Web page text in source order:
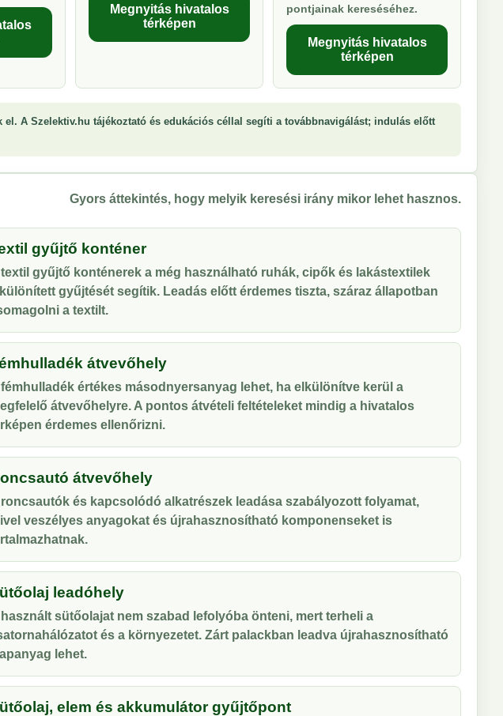
Megnyitás hivatalos
térképen
pontjainak kereséséhez.
Megnyitás hivatalos
térképen
A Szelektiv.hu tájékoztató és edukációs céllal segíti a továbbnavigálást; indulás előtt
Gyors áttekintés, hogy melyik keresési irány mikor lehet hasznos.
gyűjtő konténer
textil gyűjtő konténerek a még használható ruhák, cipők és lakástextilek
gyűjtését segítik. Leadás előtt érdemes tiszta, száraz állapotban
a textilt.
átvevőhely
fémhulladék értékes másodnyersanyag lehet, ha elkülönítve kerül a
átvevőhelyre. A pontos átvételi feltételeket mindig a hivatalos
érdemes ellenőrizni.
átvevőhely
roncsautók és kapcsolódó alkatrészek leadása szabályozott folyamat,
veszélyes anyagokat és újrahasznosítható komponenseket is
leadóhely
használt sütőolajat nem szabad lefolyóba önteni, mert terheli a
és a környezetet. Zárt palackban leadva újrahasznosítható
lehet.
elem és akkumulátor gyűjtőpont